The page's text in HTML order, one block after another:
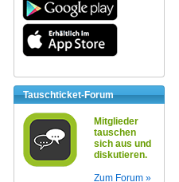
Tauschticket-Forum
Mitglieder
tauschen
sich aus und
diskutieren.
Zum Forum »